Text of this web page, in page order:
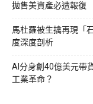
拋售美資產必遭報復
馬杜羅被生擒再現「
度深度剖析
AI分身創40億美元帶
工業革命？